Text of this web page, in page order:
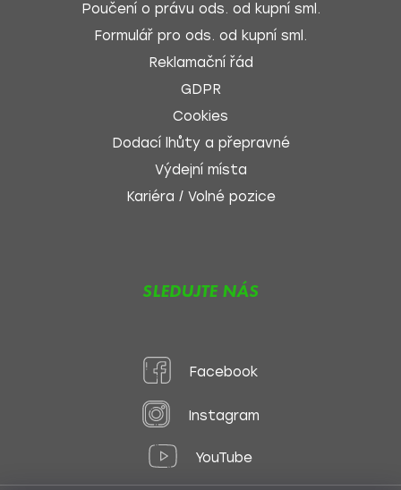
Poučení o právu ods. od kupní sml.
Formulář pro ods. od kupní sml.
Reklamační řád
GDPR
Cookies
Dodací lhůty a přepravné
Výdejní místa
Kariéra / Volné pozice
SLEDUJTE NÁS
Facebook
Instagram
YouTube